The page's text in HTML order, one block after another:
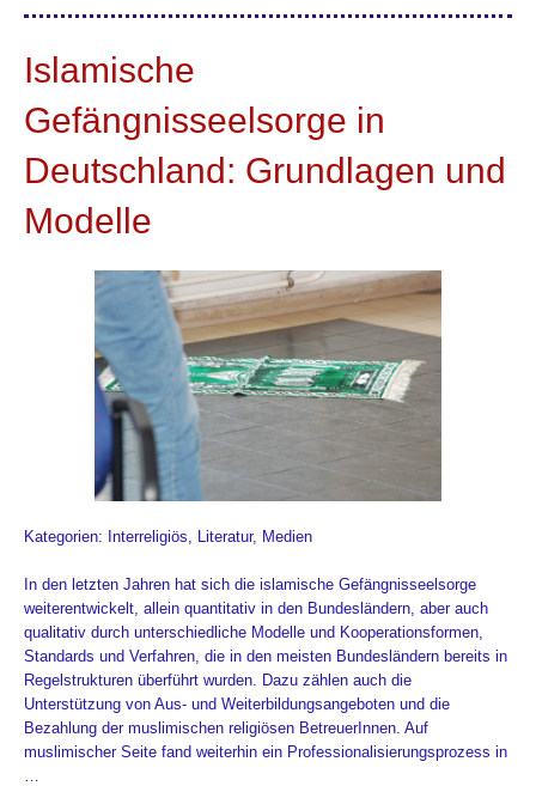
Islamische
Gefängnisseelsorge in
Deutschland: Grundlagen und
Modelle
Kategorien: Interreligiös, Literatur, Medien
In den letzten Jahren hat sich die islamische Gefängnisseelsorge
weiterentwickelt, allein quantitativ in den Bundesländern, aber auch
qualitativ durch unterschiedliche Modelle und Kooperationsformen,
Standards und Verfahren, die in den meisten Bundesländern bereits in
Regelstrukturen überführt wurden. Dazu zählen auch die
Unterstützung von Aus- und Weiterbildungsangeboten und die
Bezahlung der muslimischen religiösen BetreuerInnen. Auf
muslimischer Seite fand weiterhin ein Professionalisierungsprozess in
…